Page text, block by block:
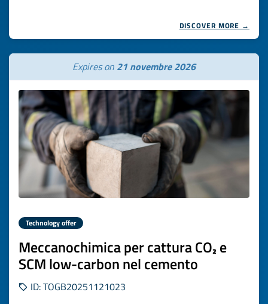
DISCOVER MORE →
Expires on 21 novembre 2026
Technology offer
Meccanochimica per cattura CO₂ e
SCM low-carbon nel cemento
ID: TOGB20251121023